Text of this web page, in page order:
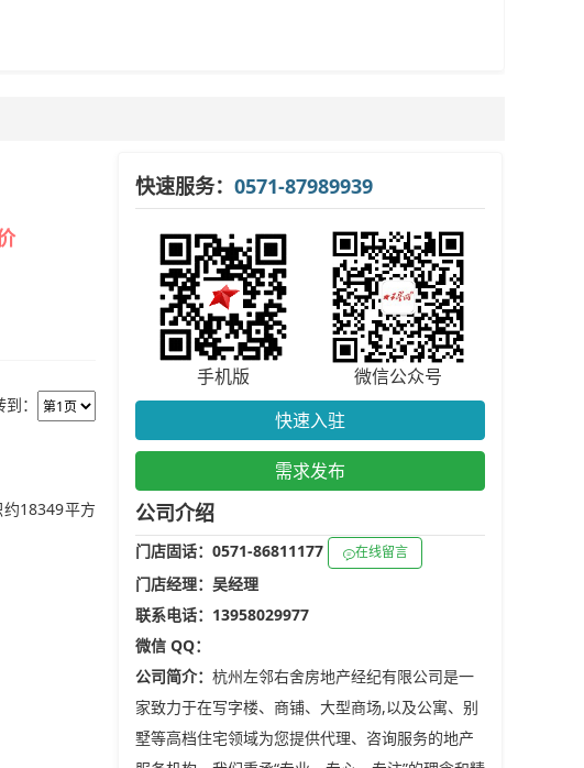
：
18349平方
快速服务： 0571-87989939
手机版
微信公众号
快速入驻
需求发布
公司介绍
门店固话：0571-86811177 在线留言
门店经理：吴经理
联系电话：13958029977
微信 QQ：
公司简介： 杭州左邻右舍房地产经纪有限公司是一
家致力于在写字楼、商铺、大型商场,以及公寓、别
墅等高档住宅领域为您提供代理、咨询服务的地产